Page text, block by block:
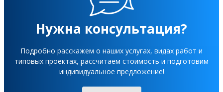
Нужна консультация?
Подробно расскажем о наших услугах, видах работ и
типовых проектах, рассчитаем стоимость и подготовим
индивидуальное предложение!